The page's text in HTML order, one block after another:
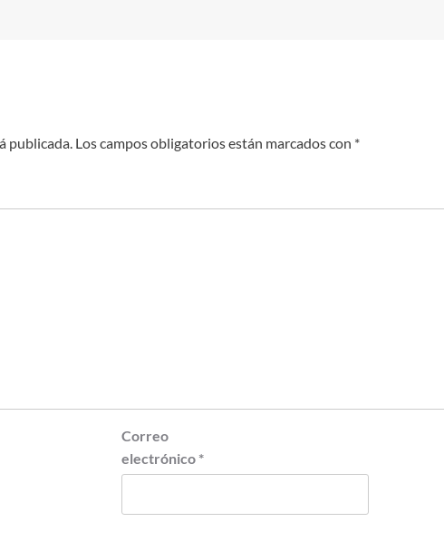
publicada. Los campos obligatorios están marcados con *
Correo
electrónico *